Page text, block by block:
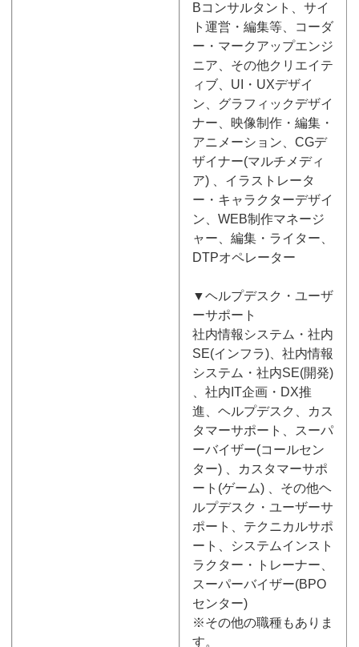
Bコンサルタント、サイ
ト運営・編集等、コーダ
ー・マークアップエンジ
ニア、その他クリエイテ
ィブ、UI・UXデザイ
ン、グラフィックデザイ
ナー、映像制作・編集・
アニメーション、CGデ
ザイナー(マルチメディ
ア) 、イラストレータ
ー・キャラクターデザイ
ン、WEB制作マネージ
ャー、編集・ライター、
DTPオペレーター
▼ヘルプデスク・ユーザ
ーサポート
社内情報システム・社内
SE(インフラ)、社内情報
システム・社内SE(開発)
、社内IT企画・DX推
進、ヘルプデスク、カス
タマーサポート、スーパ
ーバイザー(コールセン
ター) 、カスタマーサポ
ート(ゲーム) 、その他ヘ
ルプデスク・ユーザーサ
ポート、テクニカルサポ
ート、システムインスト
ラクター・トレーナー、
スーパーバイザー(BPO
センター)
※その他の職種もありま
す。